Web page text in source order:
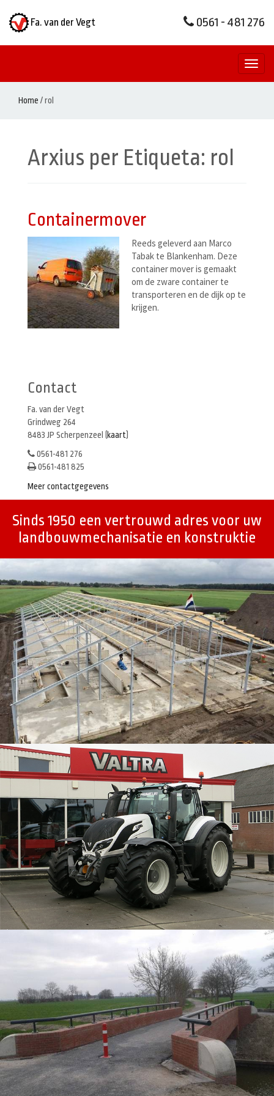
Fa. van der Vegt 0561 - 481 276
Home /rol
Arxius per Etiqueta: rol
Containermover
Reeds geleverd aan Marco
Tabak te Blankenham. Deze
container mover is gemaakt
om de zware container te
transporteren en de dijk op te
krijgen.
Contact
Fa. van der Vegt
Grindweg 264
8483 JP Scherpenzeel (kaart)
0561-481 276
0561-481 825
Meer contactgegevens
Sinds 1950 een vertrouwd adres voor uw
landbouwmechanisatie en konstruktie